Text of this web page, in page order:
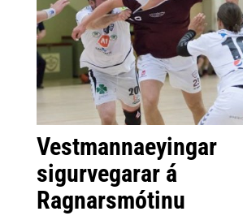
Vestmannaeyingar
sigurvegarar á
Ragnarsmótinu